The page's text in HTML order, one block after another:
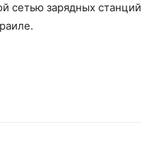
сетью зарядных